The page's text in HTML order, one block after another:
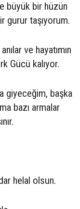
büyük bir hüzün
gurur taşıyorum.
ve hayatımın
Gücü kalıyor.
giyeceğim, başka
bazı armalar
helal olsun.